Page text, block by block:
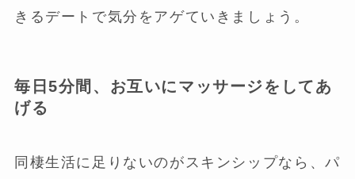
きるデートで気分をアゲていきましょう。
毎日5分間、お互いにマッサージをしてあ
げる
同棲生活に足りないのがスキンシップなら、パ